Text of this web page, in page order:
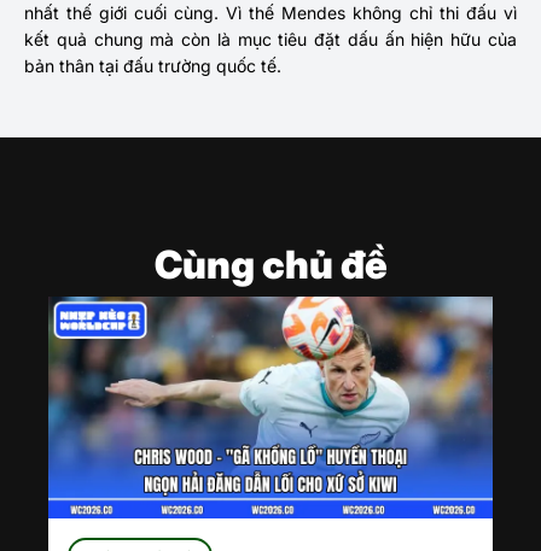
nhất thế giới cuối cùng. Vì thế Mendes không chỉ thi đấu vì
kết quả chung mà còn là mục tiêu đặt dấu ấn hiện hữu của
bản thân tại đấu trường quốc tế.
Cùng chủ đề